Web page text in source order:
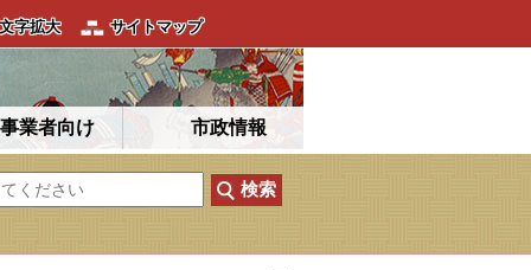
文字拡大 サイトマップ
事業者向け 市政情報